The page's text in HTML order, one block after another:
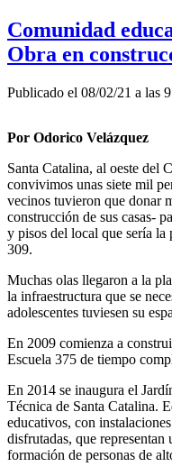
Comunidad
Obra en
Publicado el 08/02/21 a las
Por Odorico Velázquez
Santa Catalina, al oeste del
convivimos unas siete mil
vecinos tuvieron que donar
construcción de sus casas-
y pisos del local que sería
309.
Muchas olas llegaron a la
la infraestructura que se
adolescentes tuviesen su
En 2009 comienza a
Escuela 375 de tiempo
En 2014 se inaugura el
Técnica de Santa Catalina.
educativos, con
disfrutadas, que
formación de personas de